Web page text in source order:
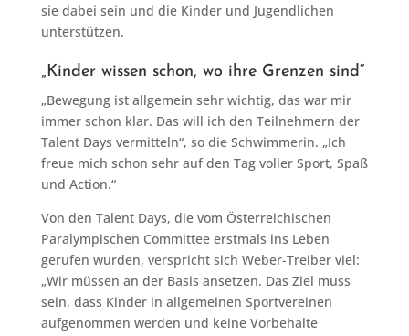
sie dabei sein und die Kinder und Jugendlichen
unterstützen.
„Kinder wissen schon, wo ihre Grenzen sind“
„Bewegung ist allgemein sehr wichtig, das war mir
immer schon klar. Das will ich den Teilnehmern der
Talent Days vermitteln“, so die Schwimmerin. „Ich
freue mich schon sehr auf den Tag voller Sport, Spaß
und Action.“
Von den Talent Days, die vom Österreichischen
Paralympischen Committee erstmals ins Leben
gerufen wurden, verspricht sich Weber-Treiber viel:
„Wir müssen an der Basis ansetzen. Das Ziel muss
sein, dass Kinder in allgemeinen Sportvereinen
aufgenommen werden und keine Vorbehalte